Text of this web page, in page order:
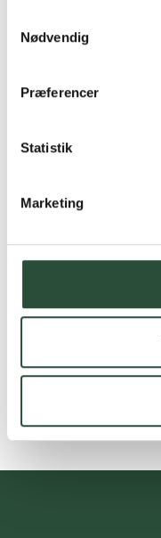
Nødvendig
Præferencer
Statistik
Marketing